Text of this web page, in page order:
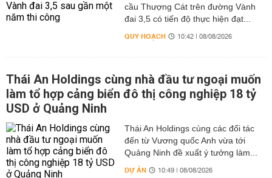
cầu Thượng Cát trên đường Vành
đai 3,5 có tiến độ thực hiện đạt...
QUY HOẠCH 10:42 | 08/08/2026
Thái An Holdings cùng nhà đầu tư ngoại muốn
làm tổ hợp cảng biển đô thị công nghiệp 18 tỷ
USD ở Quảng Ninh
Thái An Holdings cùng các đối tác
đến từ Vương quốc Anh vừa tới
Quảng Ninh đề xuất ý tưởng làm...
DỰ ÁN 10:49 | 08/08/2026